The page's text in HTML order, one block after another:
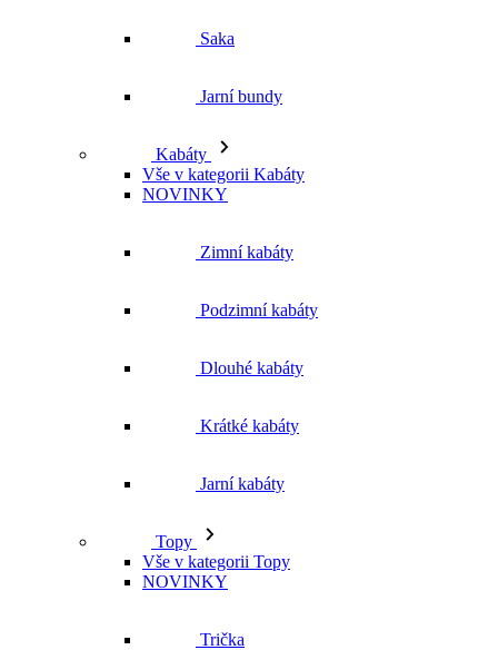
Saka
Jarní bundy
Kabáty
Vše v kategorii Kabáty
NOVINKY
Zimní kabáty
Podzimní kabáty
Dlouhé kabáty
Krátké kabáty
Jarní kabáty
Topy
Vše v kategorii Topy
NOVINKY
Trička